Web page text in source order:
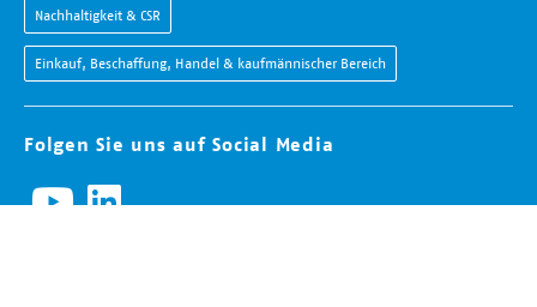
Nachhaltigkeit & CSR
Einkauf, Beschaffung, Handel & kaufmännischer Bereich
Folgen Sie uns auf Social Media